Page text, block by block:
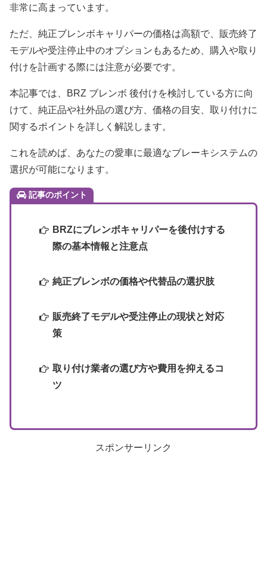
非常に高まっています。
ただ、純正ブレンボキャリパーの価格は高額で、販売終了
モデルや受注停止中のオプションもあるため、購入や取り
付けを計画する際には注意が必要です。
本記事では、BRZ ブレンボ 後付けを検討している方に向
けて、純正品や社外品の選び方、価格の目安、取り付けに
関するポイントを詳しく解説します。
これを読めば、あなたの愛車に最適なブレーキシステムの
選択が可能になります。
記事のポイント
BRZにブレンボキャリパーを後付けする
際の基本情報と注意点
純正ブレンボの価格や代替品の選択肢
販売終了モデルや受注停止の現状と対応
策
取り付け業者の選び方や費用を抑えるコ
ツ
スポンサーリンク